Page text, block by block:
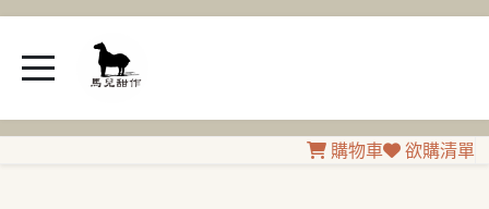
購物車 欲購清單